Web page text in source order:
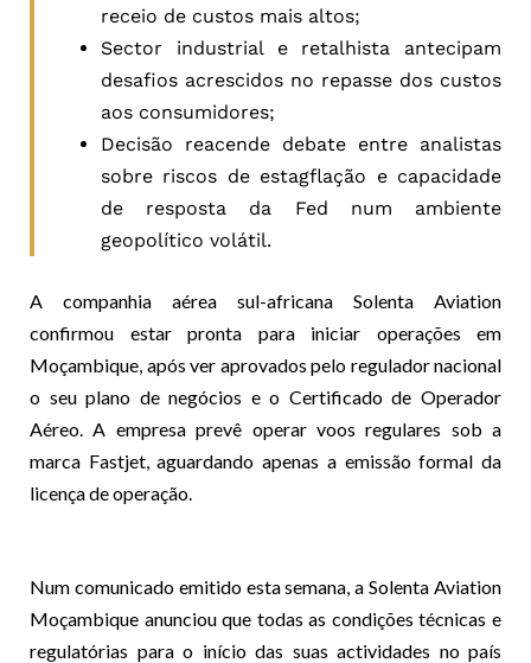
receio de custos mais altos;
Sector industrial e retalhista antecipam
desafios acrescidos no repasse dos custos
aos consumidores;
Decisão reacende debate entre analistas
sobre riscos de estagflação e capacidade
de resposta da Fed num ambiente
geopolítico volátil.
A companhia aérea sul-africana Solenta Aviation
confirmou estar pronta para iniciar operações em
Moçambique, após ver aprovados pelo regulador nacional
o seu plano de negócios e o Certificado de Operador
Aéreo. A empresa prevê operar voos regulares sob a
marca Fastjet, aguardando apenas a emissão formal da
licença de operação.
Num comunicado emitido esta semana, a Solenta Aviation
Moçambique anunciou que todas as condições técnicas e
regulatórias para o início das suas actividades no país